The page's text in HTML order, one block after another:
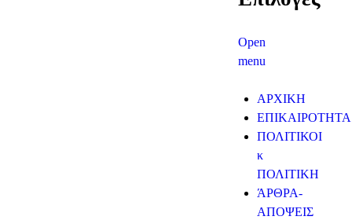
Open
menu
ΑΡΧΙΚΗ
ΕΠΙΚΑΙΡΟΤΗΤΑ
ΠΟΛΙΤΙΚΟΙ
κ
ΠΟΛΙΤΙΚΗ
ΆΡΘΡΑ-
ΑΠΟΨΕΙΣ